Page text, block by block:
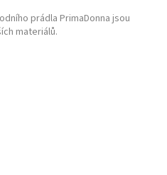
prádla PrimaDonna jsou
materiálů.